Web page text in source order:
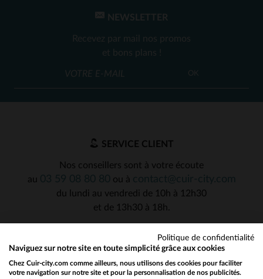
NEWSLETTER
Recevez par mail nos promos
et bons plans !
OK
SERVICE CLIENT
Nos conseillers sont à votre écoute
au
ou à
du lundi au vendredi de 10h à 12h30
et de 13h30 à 18h.
Politique de confidentialité
Naviguez sur notre site en toute simplicité grâce aux cookies
Chez Cuir-city.com comme ailleurs, nous utilisons des cookies pour faciliter
votre navigation sur notre site et pour la personnalisation de nos publicités.